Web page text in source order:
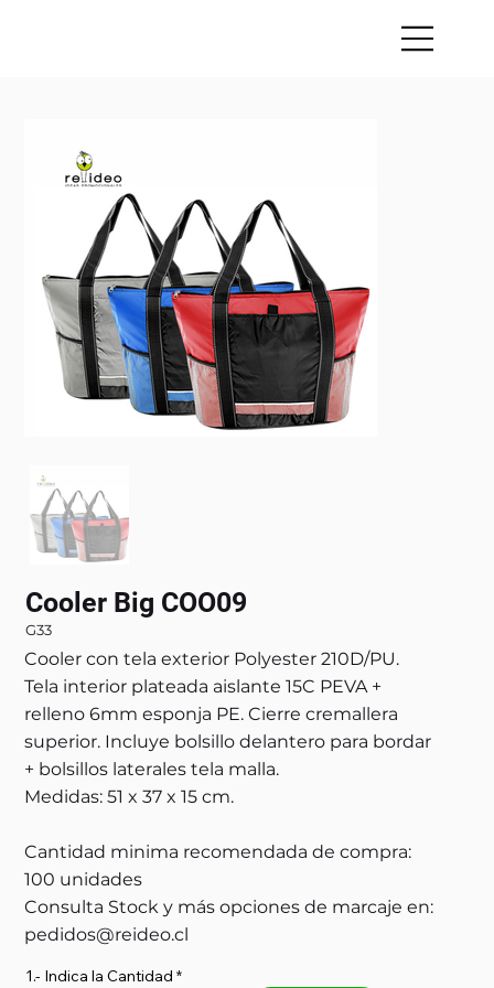
Cooler Big COO09
G33
Cooler con tela exterior Polyester 210D/PU.
Tela interior plateada aislante 15C PEVA +
relleno 6mm esponja PE. Cierre cremallera
superior. Incluye bolsillo delantero para bordar
+ bolsillos laterales tela malla.
Medidas: 51 x 37 x 15 cm.
Cantidad minima recomendada de compra:
100 unidades
Consulta Stock y más opciones de marcaje en:
pedidos@reideo.cl
1.- Indica la Cantidad